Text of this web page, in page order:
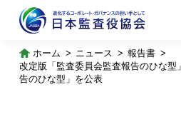
ホーム ニュース
報告書
改定版「監査委員会監査報告のひな型
告のひな型」を公表